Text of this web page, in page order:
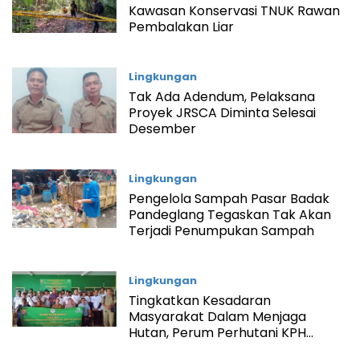
Kawasan Konservasi TNUK Rawan
Pembalakan Liar
Lingkungan
Tak Ada Adendum, Pelaksana
Proyek JRSCA Diminta Selesai
Desember
Lingkungan
Pengelola Sampah Pasar Badak
Pandeglang Tegaskan Tak Akan
Terjadi Penumpukan Sampah
Lingkungan
Tingkatkan Kesadaran
Masyarakat Dalam Menjaga
Hutan, Perum Perhutani KPH